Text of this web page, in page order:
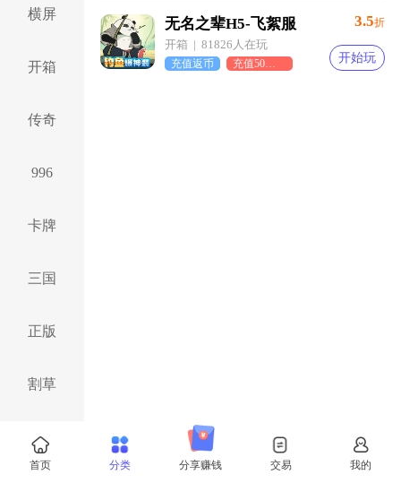
横屏
开箱
传奇
996
卡牌
三国
正版
割草
仙侠
无名之辈H5-飞絮服
开箱 | 81826人在玩
充值返币
3.5折
开始玩
首页 分类 分享赚钱 交易 我的